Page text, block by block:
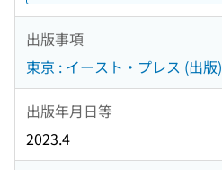
出版事項
東京 : イースト・プレス (出版)
出版年月日等
2023.4